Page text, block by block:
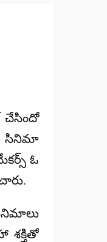
చేసిందో
ఈ సినిమా
ఓ
శక్తితో